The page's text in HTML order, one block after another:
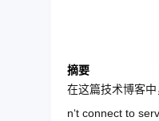
摘要
在这篇技术博客
n‘t connect to